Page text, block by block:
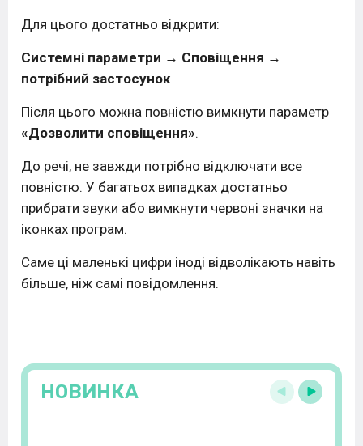
Для цього достатньо відкрити:
Системні параметри → Сповіщення →
потрібний застосунок
Після цього можна повністю вимкнути параметр
«Дозволити сповіщення».
До речі, не завжди потрібно відключати все
повністю. У багатьох випадках достатньо
прибрати звуки або вимкнути червоні значки на
іконках програм.
Саме ці маленькі цифри іноді відволікають навіть
більше, ніж самі повідомлення.
НОВИНКА